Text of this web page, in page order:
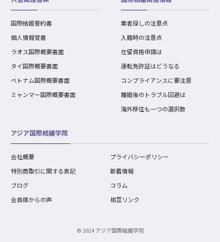
国際結婚誓約書
個人情報覚書
ラオス国際概要書面
タイ国際概要書面
ベトナム国際概要書面
ミャンマー国際概要書面
業者探しの注意点
入籍時の注意点
在留資格申請は
運転免許証はどうなる
コンプライアンスに要注意
離婚後のトラブル回避は
海外移住も一つの選択肢
アジア国際結婚学院
会社概要
プライバシーポリシー
特別商取引に関する表記
新着情報
ブログ
コラム
会員様からの声
相互リンク
© 2024 アジア国際結婚学院